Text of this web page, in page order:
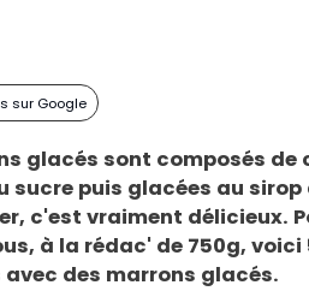
sur Google
glacés sont composés
sucre puis glacées au sirop
c'est vraiment délicieux.
à la rédac' de 750g,
avec des marrons glacés.